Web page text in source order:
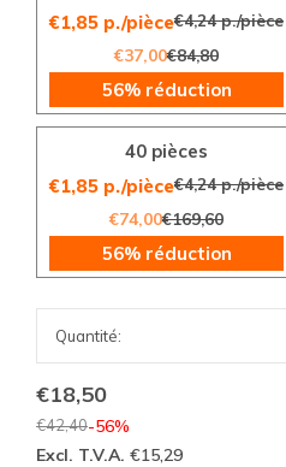
€1,85 p./pièce€4,24 p./pièce
€37,00€84,80
56% réduction
40 pièces
€1,85 p./pièce€4,24 p./pièce
€74,00€169,60
56% réduction
€18,50
€42,40-56%
Excl. T.V.A. €15,29